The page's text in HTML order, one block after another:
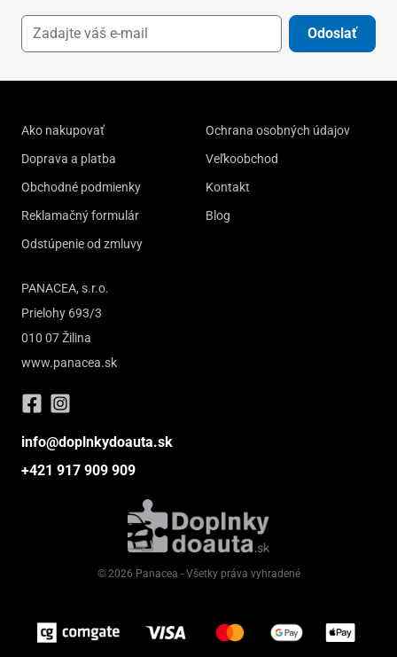
Odoslať
Ako nakupovať
Doprava a platba
Obchodné podmienky
Reklamačný formulár
Odstúpenie od zmluvy
Ochrana osobných údajov
Veľkoobchod
Kontakt
Blog
PANACEA, s.r.o.
Prielohy 693/3
010 07 Žilina
www.panacea.sk
info@doplnkydoauta.sk
+421 917 909 909
© 2026 Panacea - Všetky práva vyhradené